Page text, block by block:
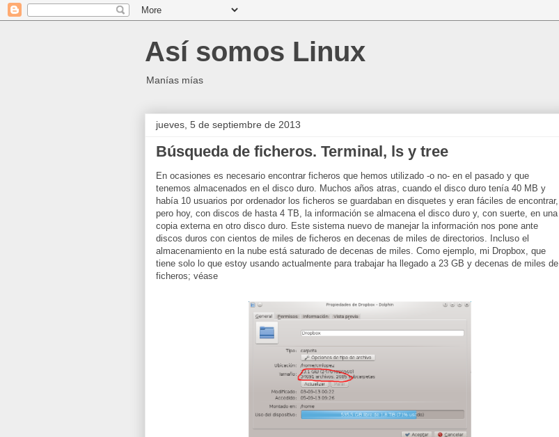
Así somos Linux
Manías mías
jueves, 5 de septiembre de 2013
Búsqueda de ficheros. Terminal, ls y tree
En ocasiones es necesario encontrar ficheros que hemos utilizado -o no- en el pasado y que
tenemos almacenados en el disco duro. Muchos años atras, cuando el disco duro tenía 40 MB y
había 10 usuarios por ordenador los ficheros se guardaban en disquetes y eran fáciles de encontrar,
pero hoy, con discos de hasta 4 TB, la información se almacena el disco duro y, con suerte, en una
copia externa en otro disco duro. Este sistema nuevo de manejar la información nos pone ante
discos duros con cientos de miles de ficheros en decenas de miles de directorios. Incluso el
almacenamiento en la nube está saturado de decenas de miles. Como ejemplo, mi Dropbox, que
tiene solo lo que estoy usando actualmente para trabajar ha llegado a 23 GB y decenas de miles de
ficheros; véase